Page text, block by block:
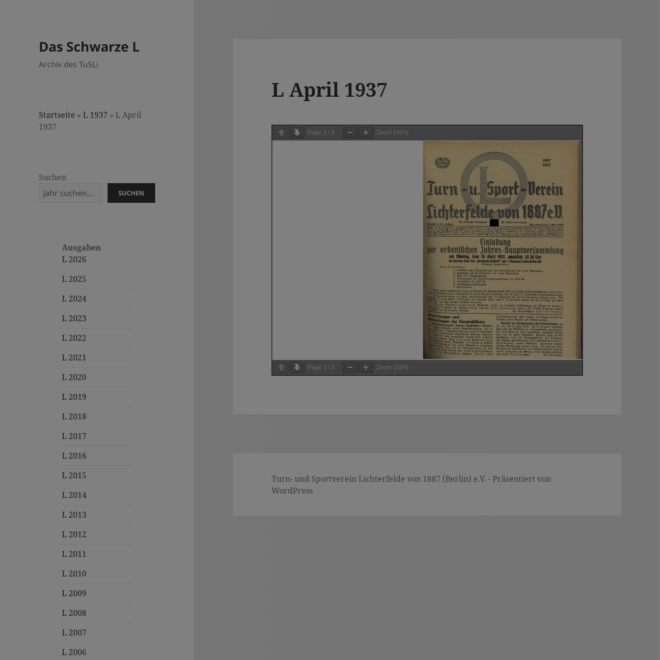
Das Schwarze L
Archiv des TuSLi
Startseite »L 1937 » L April
1937
Suchen
SUCHEN
Ausgaben
L 2026
L 2025
L 2024
L 2023
L 2022
L 2021
L 2020
L 2019
L 2018
L 2017
L 2016
L 2015
L 2014
L 2013
L 2012
L 2011
L 2010
L 2009
L 2008
L 2007
L 2006
L April 1937
Page 1 / 3 Zoom 100%
Page 1 / 3 Zoom 100%
Turn- und Sportverein Lichterfelde von 1887 (Berlin) e.V. - Präsentiert von
WordPress